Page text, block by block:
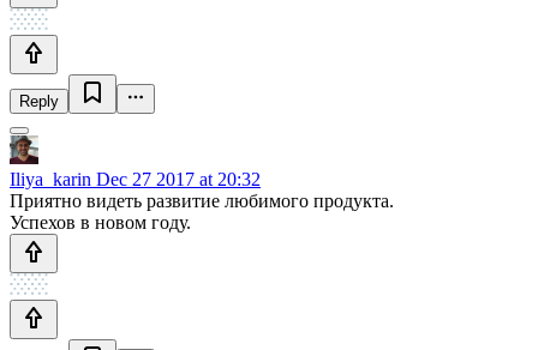
Reply
Iliya_karin Dec 27 2017 at 20:32
Приятно видеть развитие любимого продукта.
Успехов в новом году.